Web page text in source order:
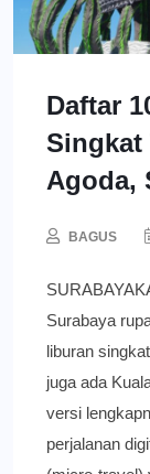
Daftar
Singkat
Agoda,
BAGUS
Surabaya
liburan
juga ada
versi
perjalanan